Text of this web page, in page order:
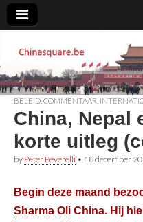
BELEID COMMENTAAR
China, Nepal
korte uitleg
by Peter Peverelli • 18 december
Begin deze maand
Sharma Oli China. Hij